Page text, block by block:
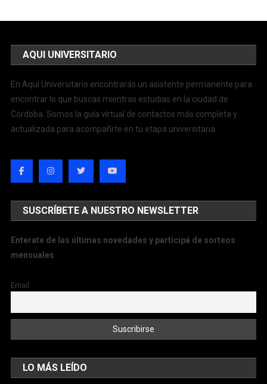
AQUI UNIVERSITARIO
En Aquí Universitario encontrarás un asistente permanente para
encontrar lo que buscas mientras estudias en la ciudad de
Córdoba. Somos la guía virtual de contactos más completa y
actualizada para acompañrte en tu etapa universitaria.
SUSCRÍBETE A NUESTRO NEWSLETTER
Enterate de las últimas novedades y participá de sorteos
mensuales
Email
LO MÁS LEÍDO